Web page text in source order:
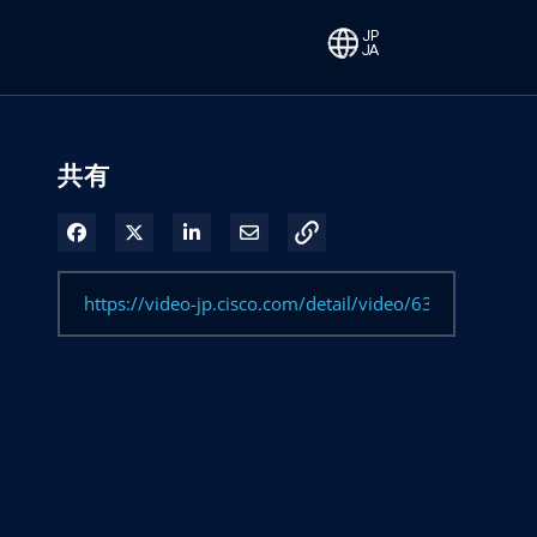
共有
Facebook で共有
Xで共有する
LinkedIn で共有
電子メールで共有